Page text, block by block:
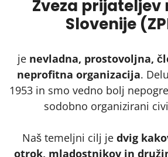
Zveza prijateljev
Slovenije
je nevladna, prostovoljna,
neprofitna organizacija.
1953 in smo vedno bolj
sodobno organizirani
Naš temeljni cilj je dvig
otrok, mladostnikov in